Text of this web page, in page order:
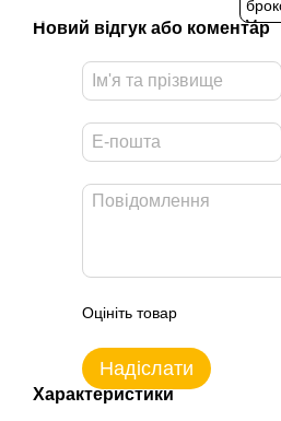
Новий відгук або коментар
Оцініть товар
Надіслати
Характеристики